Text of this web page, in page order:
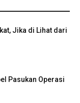
Jika di Lihat dari
Pasukan Operasi